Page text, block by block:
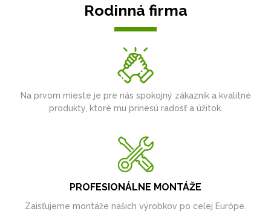
Rodinná firma
Na prvom mieste je pre nás spokojný zákazník a kvalitné
produkty, ktoré mu prinesú radosť a úžitok.
PROFESIONÁLNE MONTÁŽE
Zaisťujeme montáže našich výrobkov po celej Európe.